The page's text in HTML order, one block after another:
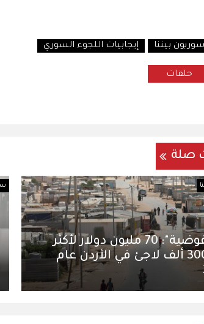
سوريون بيننا إيجابيات اللجوء السوري
حلقات
صلة
"المفوضية": 70 مليون دولار لأكثر
من 300 ألف لاجئ في الأردن عام